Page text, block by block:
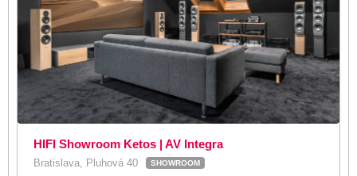
HIFI Showroom Ketos | AV Integra
Bratislava, Pluhová 40 SHOWROOM